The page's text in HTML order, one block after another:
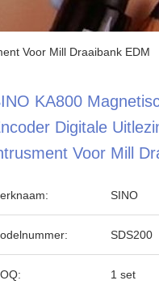
Voor Mill Draaibank EDM
KA800
Digitale
Voor Mill
SINO
SDS200
1 set